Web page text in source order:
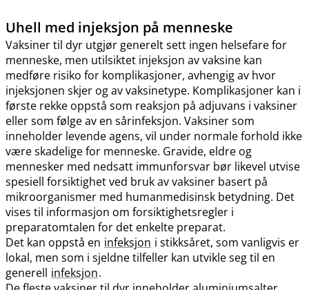
Uhell med injeksjon på menneske
Vaksiner til dyr utgjør generelt sett ingen helsefare for
menneske, men utilsiktet injeksjon av vaksine kan
medføre risiko for komplikasjoner, avhengig av hvor
injeksjonen skjer og av vaksinetype. Komplikasjoner kan i
første rekke oppstå som reaksjon på adjuvans i vaksiner
eller som følge av en sårinfeksjon. Vaksiner som
inneholder levende agens, vil under normale forhold ikke
være skadelige for menneske. Gravide, eldre og
mennesker med nedsatt immunforsvar bør likevel utvise
spesiell forsiktighet ved bruk av vaksiner basert på
mikroorganismer med humanmedisinsk betydning. Det
vises til informasjon om forsiktighetsregler i
preparatomtalen for det enkelte preparat.
Det kan oppstå en infeksjon i stikksåret, som vanligvis er
lokal, men som i sjeldne tilfeller kan utvikle seg til en
generell infeksjon.